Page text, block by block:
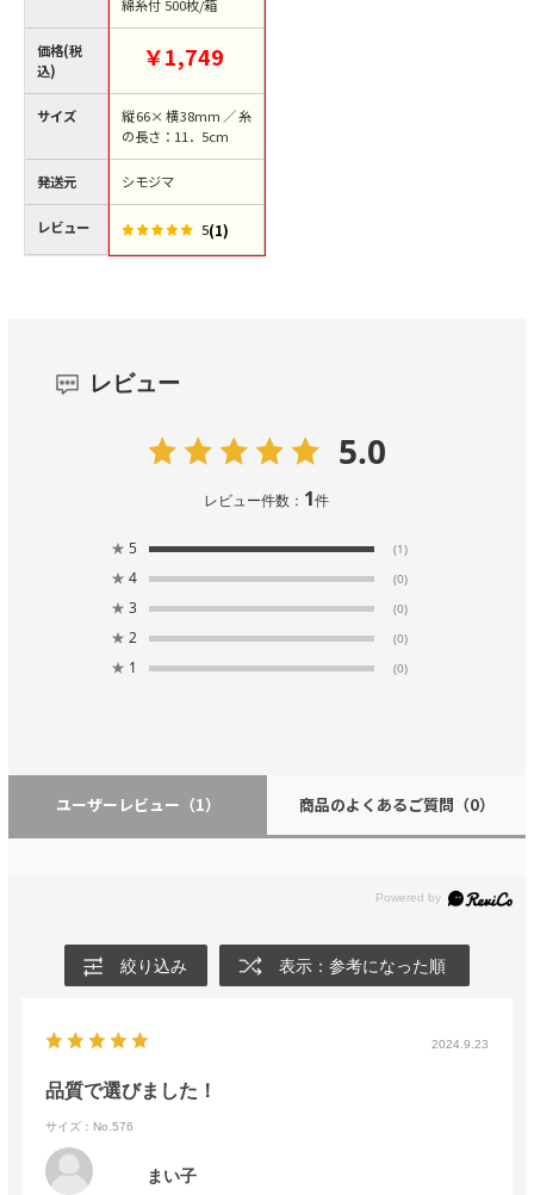
価格(税
込)
サイズ
発送元
レビュー
綿糸付 500枚/箱
￥1,749
縦66×横38mm／糸
の長さ：11．5cm
シモジマ
5(1)
レビュー
5.0
レビュー件数： 1件
★ 5 (1)
★ 4 (0)
★ 3 (0)
★ 2 (0)
★ 1 (0)
ユーザーレビュー （1） 商品のよくあるご質問 （0）
絞り込み 表示：参考になった順
2024.9.23
品質で選びました！
サイズ：No.576
まい子